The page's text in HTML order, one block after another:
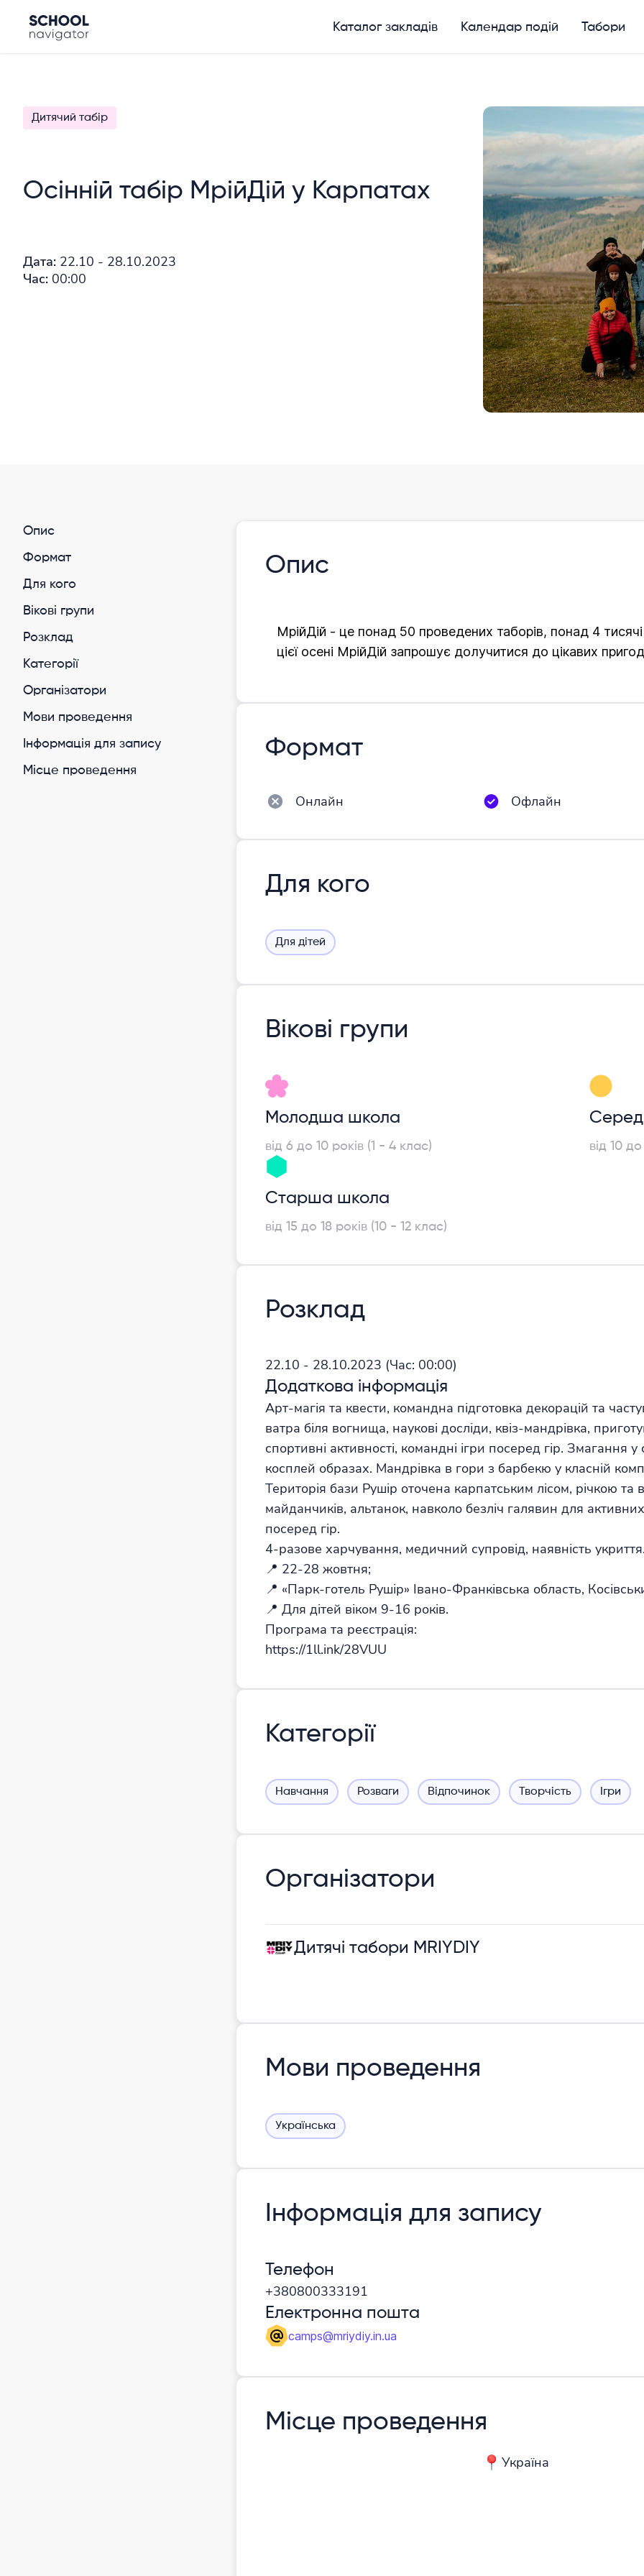
Каталог закладів Календар подій Табори
Дитячий табір
Осінній табір МрійДій у Карпатах
Дата: 22.10 - 28.10.2023
Час: 00:00
Опис
Формат
Для кого
Вікові групи
Розклад
Категорії
Організатори
Мови проведення
Інформація для запису
Місце проведення
Опис
МрійДій - це понад 50 проведених таборів, понад 4
цієї осені МрійДій запрошує долучитися до цікавих
Формат
Онлайн Офлайн
Для кого
Для дітей
Вікові групи
Молодша школа
від 6 до 10 років (1 - 4 клас) від 10
Старша школа
від 15 до 18 років (10 - 12 клас)
Розклад
22.10 - 28.10.2023 (Час: 00:00)
Додаткова інформація
Арт-магія та квести, командна підготовка декорацій та
ватра біля вогнища, наукові досліди, квіз-мандрівка,
спортивні активності, командні ігри посеред гір. Змагання у
косплей образах. Мандрівка в гори з барбекю у класній
Територія бази Рушір оточена карпатським лісом, річкою та
майданчиків, альтанок, навколо безліч галявин для
посеред гір.
4-разове харчування, медичний супровід, наявність
📍 22-28 жовтня;
📍 «Парк-готель Рушір» Івано-Франківська область,
📍 Для дітей віком 9-16 років.
Програма та реєстрація:
https://1ll.ink/28VUU
Категорії
Навчання Розваги Відпочинок Творчість Ігри
Організатори
Дитячі табори MRIYDIY
Мови проведення
Українська
Інформація для запису
Телефон
+380800333191
Електронна пошта
camps@mriydiy.in.ua
Місце проведення
Україна